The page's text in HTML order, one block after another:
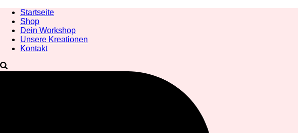
Startseite
Shop
Dein Workshop
Unsere Kreationen
Kontakt